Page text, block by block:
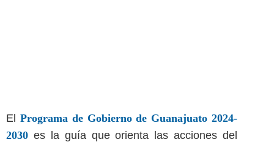
El Programa de Gobierno de Guanajuato 2024-
2030 es la guía que orienta las acciones del